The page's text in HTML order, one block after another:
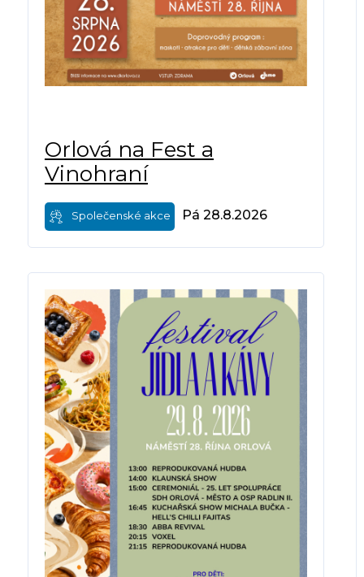
Orlová na Fest a
Vinohraní
Společenské akce Pá 28.8.2026